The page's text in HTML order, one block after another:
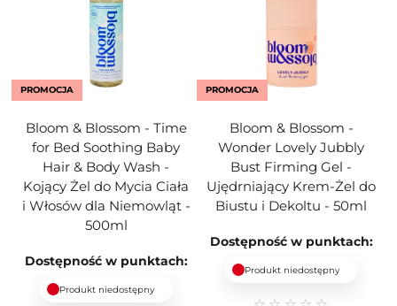
PROMOCJA
Bloom & Blossom - Time
for Bed Soothing Baby
Hair & Body Wash -
Kojący Żel do Mycia Ciała
i Włosów dla Niemowląt -
500ml
Dostępność w punktach:
Produkt niedostępny
PROMOCJA
Bloom & Blossom -
Wonder Lovely Jubbly
Bust Firming Gel -
Ujędrniający Krem-Żel do
Biustu i Dekoltu - 50ml
Dostępność w punktach:
Produkt niedostępny